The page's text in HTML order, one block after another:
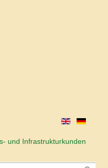
und Infrastrukturkunden